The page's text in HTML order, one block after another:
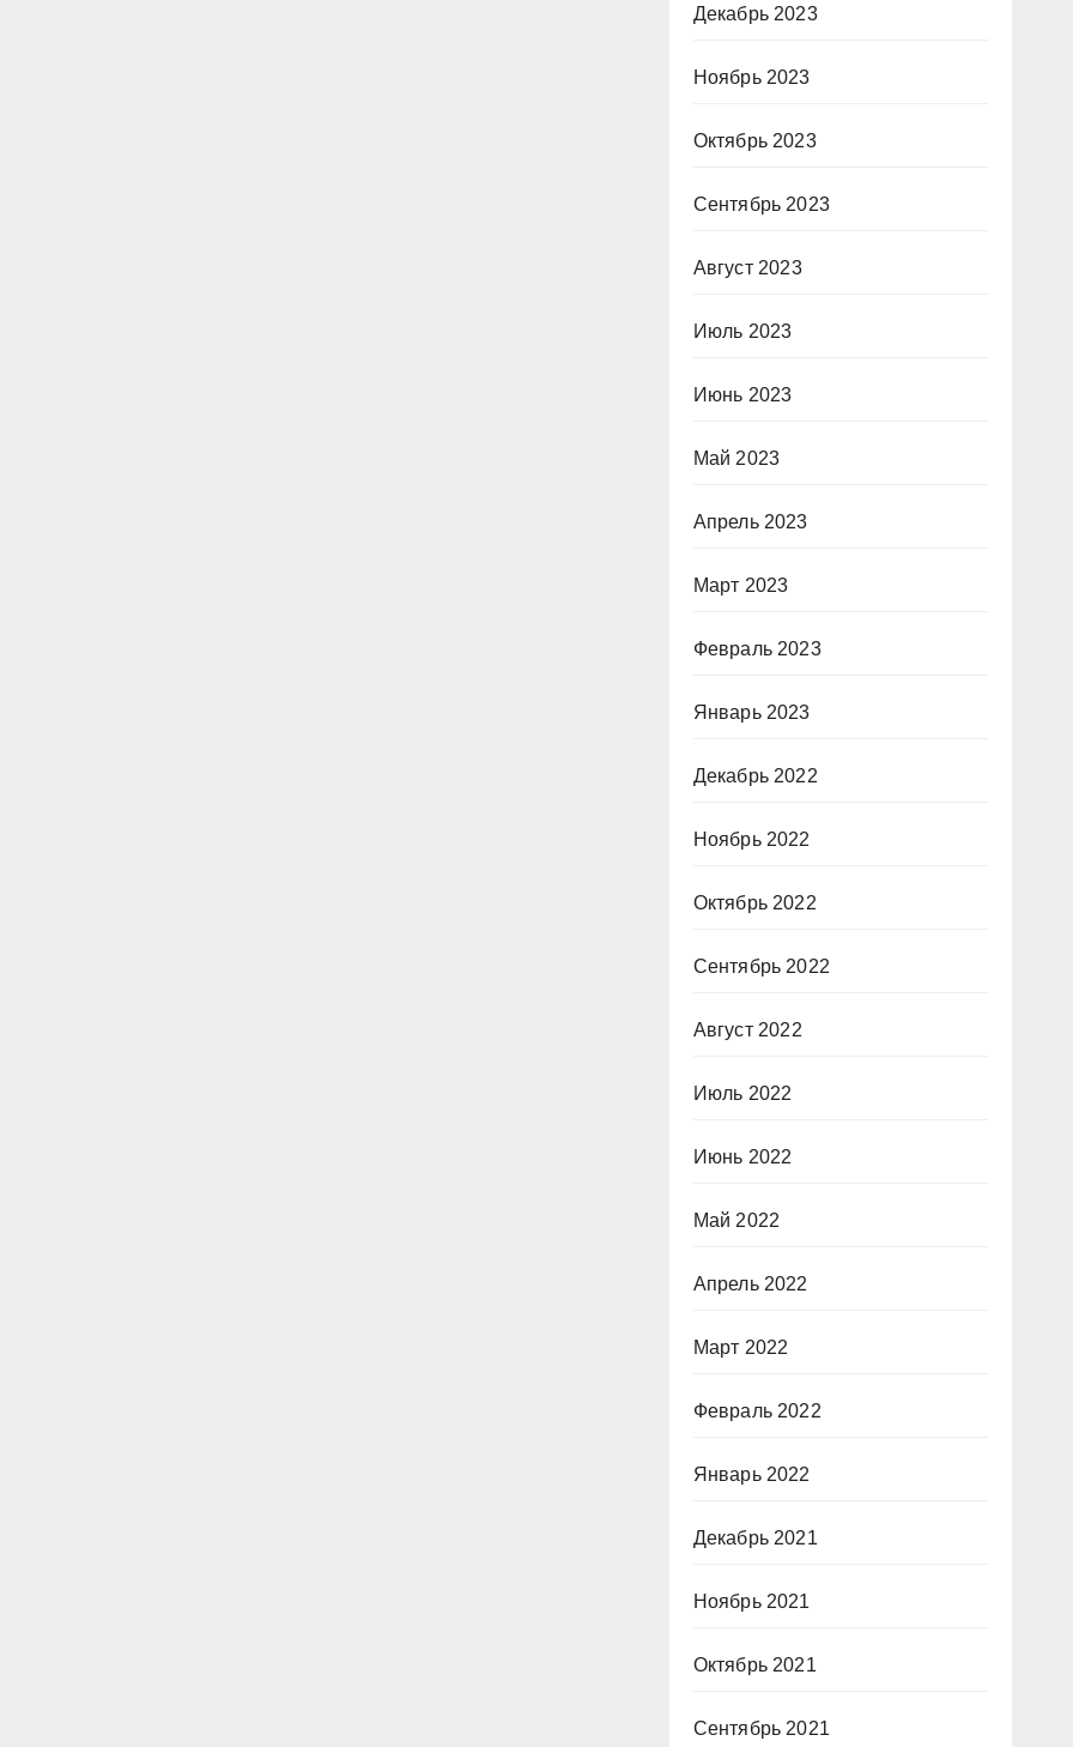
Декабрь 2023
Ноябрь 2023
Октябрь 2023
Сентябрь 2023
Август 2023
Июль 2023
Июнь 2023
Май 2023
Апрель 2023
Март 2023
Февраль 2023
Январь 2023
Декабрь 2022
Ноябрь 2022
Октябрь 2022
Сентябрь 2022
Август 2022
Июль 2022
Июнь 2022
Май 2022
Апрель 2022
Март 2022
Февраль 2022
Январь 2022
Декабрь 2021
Ноябрь 2021
Октябрь 2021
Сентябрь 2021